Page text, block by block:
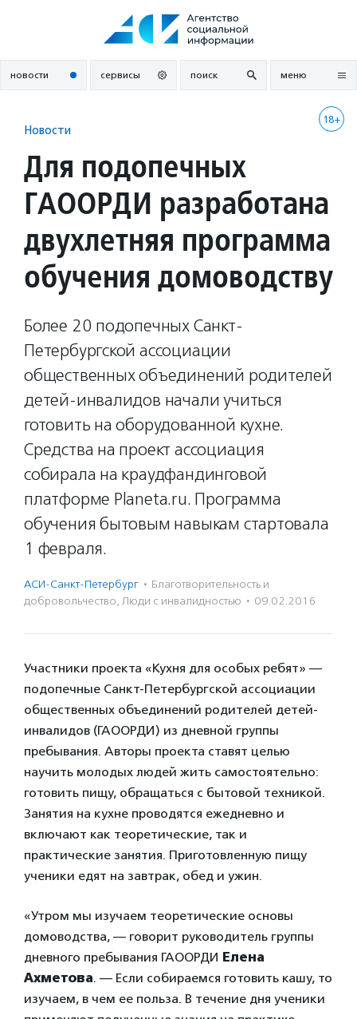
новости сервисы поиск меню
18+
Новости
Для подопечных
ГАООРДИ разработана
двухлетняя программа
обучения домоводству
Более 20 подопечных Санкт-
Петербургской ассоциации
общественных объединений родителей
детей-инвалидов начали учиться
готовить на оборудованной кухне.
Средства на проект ассоциация
собирала на краудфандинговой
платформе Planeta.ru. Программа
обучения бытовым навыкам стартовала
1 февраля.
АСИ-Санкт-Петербург · Благотвори­тель­ность и
доброволь­чест­во, Люди с инвалидностью · 09.02.2016
Участники проекта «Кухня для особых ребят» —
подопечные Санкт-Петербургской ассоциации
общественных объединений родителей детей-
инвалидов (ГАООРДИ) из дневной группы
пребывания. Авторы проекта ставят целью
научить молодых людей жить самостоятельно:
готовить пищу, обращаться с бытовой техникой.
Занятия на кухне проводятся ежедневно и
включают как теоретические, так и
практические занятия. Приготовленную пищу
ученики едят на завтрак, обед и ужин.
«Утром мы изучаем теоретические основы
домоводства, — говорит руководитель группы
дневного пребывания ГАООРДИ Елена
Ахметова. — Если собираемся готовить кашу, то
изучаем, в чем ее польза. В течение дня ученики